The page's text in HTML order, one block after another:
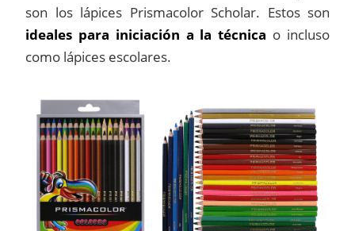
son los lápices Prismacolor Scholar. Estos son
ideales para iniciación a la técnica o incluso
como lápices escolares.